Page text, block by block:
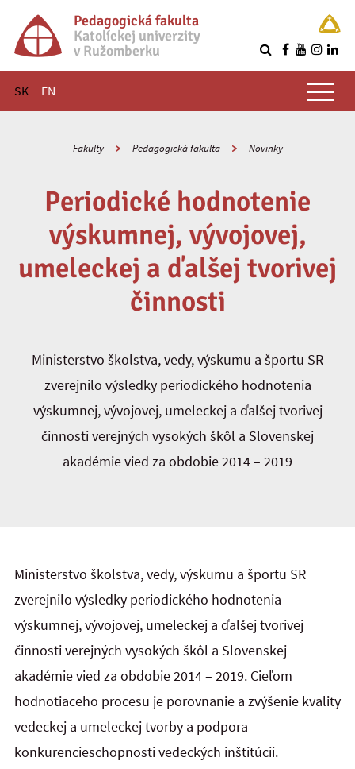
Pedagogická fakulta
Katolíckej univerzity
v Ružomberku
SK EN
Hlavné menu
Fakulty Pedagogická fakulta Novinky
Periodické hodnotenie
výskumnej, vývojovej,
umeleckej a ďalšej tvorivej
činnosti
Ministerstvo školstva, vedy, výskumu a športu SR
zverejnilo výsledky periodického hodnotenia
výskumnej, vývojovej, umeleckej a ďalšej tvorivej
činnosti verejných vysokých škôl a Slovenskej
akadémie vied za obdobie 2014 – 2019
Ministerstvo školstva, vedy, výskumu a športu SR
zverejnilo výsledky periodického hodnotenia
výskumnej, vývojovej, umeleckej a ďalšej tvorivej
činnosti verejných vysokých škôl a Slovenskej
akadémie vied za obdobie 2014 – 2019. Cieľom
hodnotiaceho procesu je porovnanie a zvýšenie kvality
vedeckej a umeleckej tvorby a podpora
konkurencieschopnosti vedeckých inštitúcii.